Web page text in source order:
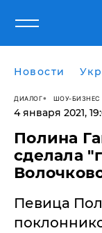
Новости
ДИАЛОГ ШОУ-БИЗНЕС
4 января 2021,
Полина
сделала
Певица